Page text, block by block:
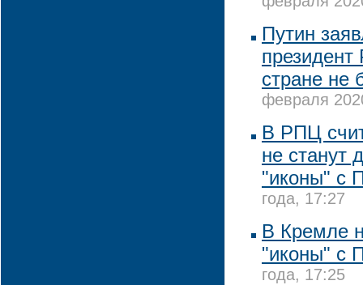
Путин
стране не
февраля
В РПЦ
не станут
"иконы" с
года, 17:27
В Кремле
"иконы" с
года, 17:25